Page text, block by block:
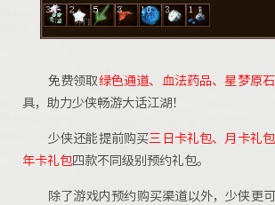
免费领取绿色通道、血法药品、星梦原
具，助力少侠畅游大话江湖！
少侠还能提前购买三日卡礼包、月卡礼
年卡礼包四款不同级别预约礼包。
除了游戏内预约购买渠道以外，少侠更